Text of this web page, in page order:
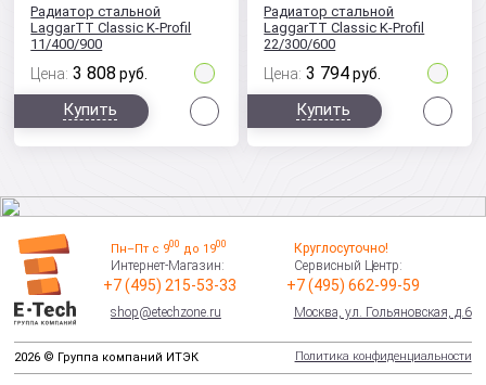
Радиатор стальной
LaggarTT Classic K-Profil
11/400/900
Цена: 3 808 руб.
Купить
Радиатор стальной
LaggarTT Classic K-Profil
22/300/600
Цена: 3 794 руб.
Купить
Пн–Пт с 900 до 1900
Интернет-Магазин:
+7 (495) 215-53-33
shop@etechzone.ru
Круглосуточно!
Сервисный Центр:
+7 (495) 662-99-59
Москва, ул. Гольяновская, д.6
2026 © Группа компаний ИТЭК Политика конфиденциальности